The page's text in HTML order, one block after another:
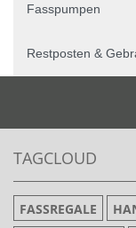
Fasspumpen
Restposten &
TAGCLOUD
FASSREGALE